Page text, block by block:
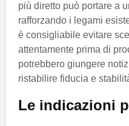
più diretto può portare a
rafforzando i legami
è consigliabile evitare
attentamente prima di
potrebbero giungere
ristabilire fiducia e
Le indicazioni